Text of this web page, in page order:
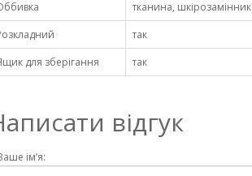
тканина, шкірозамінник
так
для зберігання
так
відгук
ім’я: